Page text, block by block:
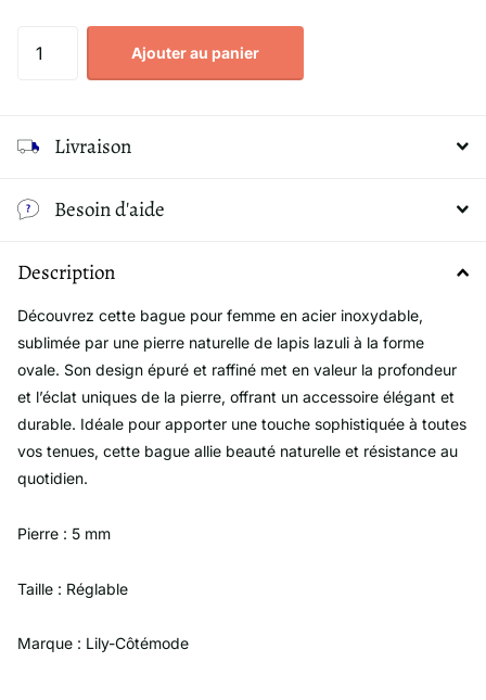
Ajouter au panier
Livraison
Besoin d'aide
Description
Découvrez cette bague pour femme en acier inoxydable,
sublimée par une pierre naturelle de lapis lazuli à la forme
ovale. Son design épuré et raffiné met en valeur la profondeur
et l’éclat uniques de la pierre, offrant un accessoire élégant et
durable. Idéale pour apporter une touche sophistiquée à toutes
vos tenues, cette bague allie beauté naturelle et résistance au
quotidien.
Pierre : 5 mm
Taille : Réglable
Marque : Lily-Côtémode